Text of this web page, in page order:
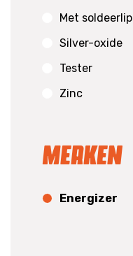
Met soldeerlip
Silver-oxide
Tester
Zinc
Merken
Energizer